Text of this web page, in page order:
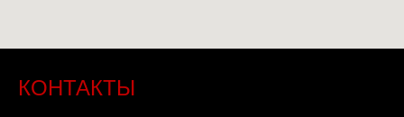
КОНТАКТЫ